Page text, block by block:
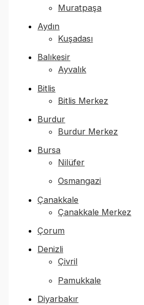
Muratpaşa
Aydın
Kuşadası
Balıkesir
Ayvalık
Bitlis
Bitlis Merkez
Burdur
Burdur Merkez
Bursa
Nilüfer
Osmangazi
Çanakkale
Çanakkale Merkez
Çorum
Denizli
Çivril
Pamukkale
Diyarbakır